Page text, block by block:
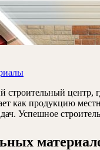
строительный центр,
как продукцию
Успешное